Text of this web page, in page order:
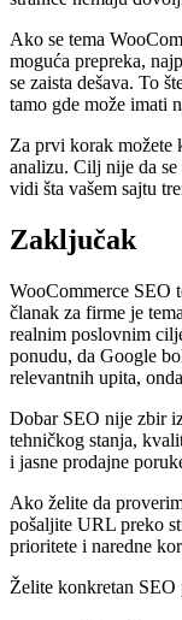
Ako se tema
moguća prepreka,
se zaista dešava. To
tamo gde može imati
Za prvi korak možete
analizu. Cilj nije da se
vidi šta vašem sajtu
Zaključak
WooCommerce SEO
članak za firme je
realnim poslovnim
ponudu, da Google
relevantnih upita,
Dobar SEO nije zbir
tehničkog stanja,
i jasne prodajne
Ako želite da
pošaljite URL preko
prioritete i naredne
Želite konkretan SEO